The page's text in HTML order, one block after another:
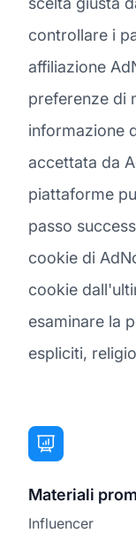
controllare i
affiliazione
preferenze di
informazione
accettata da
piattaforme
passo
cookie di
cookie
esaminare la
espliciti,
Materiali
Influencer